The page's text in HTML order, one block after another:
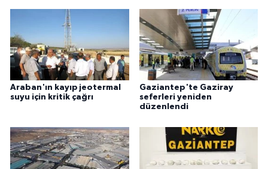
Araban'ın kayıp jeotermal
suyu için kritik çağrı
Gaziantep'te Gaziray
seferleri yeniden
düzenlendi